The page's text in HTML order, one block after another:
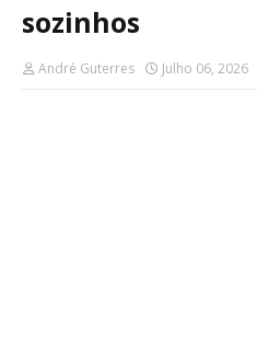
sozinhos
André Guterres Julho 06, 2026